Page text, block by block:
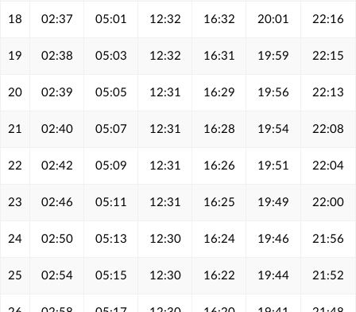
18 02:37 05:01 12:32 16:32 20:01 22:16
19 02:38 05:03 12:32 16:31 19:59 22:15
20 02:39 05:05 12:31 16:29 19:56 22:13
21 02:40 05:07 12:31 16:28 19:54 22:08
22 02:42 05:09 12:31 16:26 19:51 22:04
23 02:46 05:11 12:31 16:25 19:49 22:00
24 02:50 05:13 12:30 16:24 19:46 21:56
25 02:54 05:15 12:30 16:22 19:44 21:52